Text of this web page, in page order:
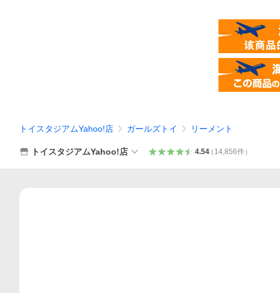
トイスタジアムYahoo!店 ガールズトイ リーメント
トイスタジアムYahoo!店 4.54（ 14,856件）